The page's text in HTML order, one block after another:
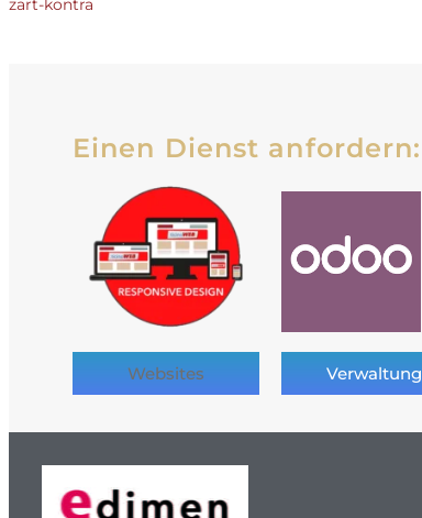
zart-kontra
Einen Dienst anfordern:
Websites Verwaltung